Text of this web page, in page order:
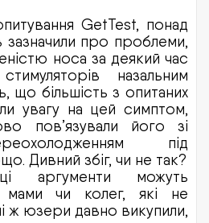
GetTest, понад
зазначили про проблеми,
носа за деякий час
назальним
що більшість з опитаних
увагу на цей симптом,
пов’язували його зі
під
Дивний збіг, чи не так?
аргументи можуть
мами чи колег, які не
ж юзери давно викупили,